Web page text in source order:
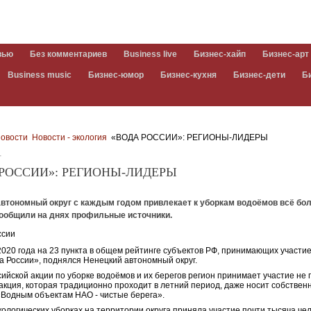
Без комментариев Business live Бизнес-хайп Бизнес-арт
Business music Бизнес-юмор Бизнес-кухня Бизнес-дети
Новости - экология «ВОДА РОССИИ»: РЕГИОНЫ-ЛИДЕРЫ
РЕГИОНЫ-ЛИДЕРЫ
округ с каждым годом привлекает к уборкам водоёмов всё
на днях профильные источники.
года на 23 пункта в общем рейтинге субъектов РФ, принимающих
России», поднялся Ненецкий автономный округ.
акции по уборке водоёмов и их берегов регион принимает участие не
которая традиционно проходит в летний период, даже носит
объектам НАО - чистые берега».